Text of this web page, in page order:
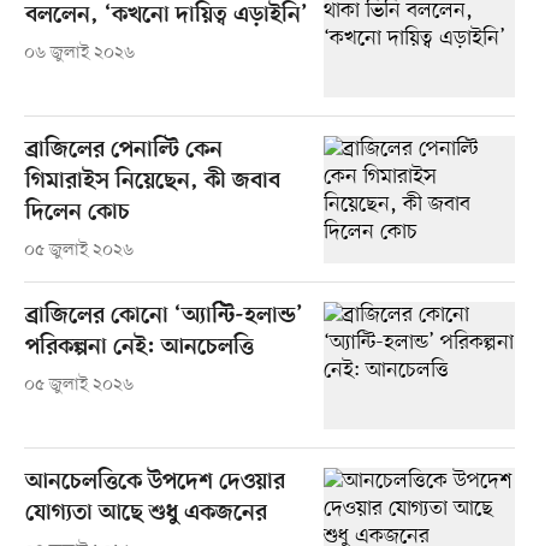
বললেন, ‘কখনো দায়িত্ব এড়াইনি’
০৬ জুলাই ২০২৬
ব্রাজিলের পেনাল্টি কেন
গিমারাইস নিয়েছেন, কী জবাব
দিলেন কোচ
০৫ জুলাই ২০২৬
ব্রাজিলের কোনো ‘অ্যান্টি-হলান্ড’
পরিকল্পনা নেই: আনচেলত্তি
০৫ জুলাই ২০২৬
আনচেলত্তিকে উপদেশ দেওয়ার
যোগ্যতা আছে শুধু একজনের